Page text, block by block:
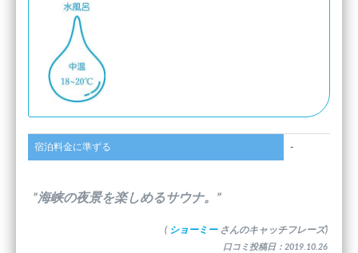
宿泊料金に準ずる -
”海峡の夜景を楽しめるサウナ。”
( ショーミー さんのキャッチフレーズ)
口コミ投稿日：2019.10.26